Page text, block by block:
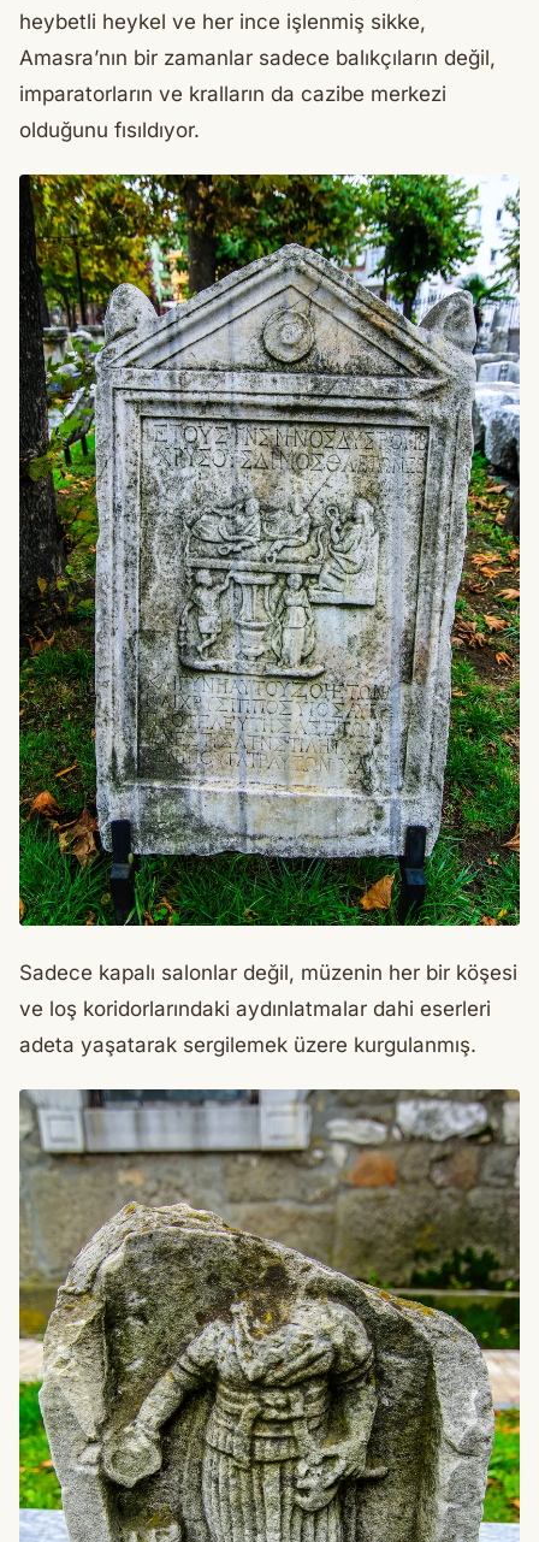
heybetli heykel ve her ince işlenmiş sikke,
Amasra’nın bir zamanlar sadece balıkçıların değil,
imparatorların ve kralların da cazibe merkezi
olduğunu fısıldıyor.
Sadece kapalı salonlar değil, müzenin her bir köşesi
ve loş koridorlarındaki aydınlatmalar dahi eserleri
adeta yaşatarak sergilemek üzere kurgulanmış.